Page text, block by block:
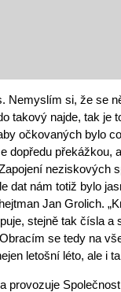
Nemyslím si, že se
takový najde, tak je
očkovaných bylo
dopředu překážkou,
neziskových
dat nám totiž bylo
Jan Grolich.
stejně tak čísla
se tedy na
letošní léto, ale i
provozuje